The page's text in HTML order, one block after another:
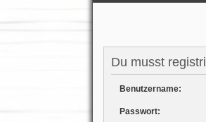
Du musst
Benutzername:
Passwort: